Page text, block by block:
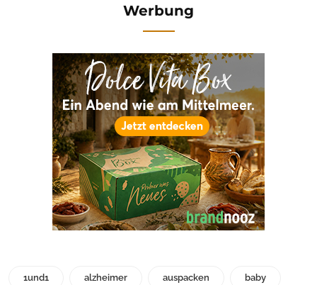
Werbung
1und1 alzheimer auspacken baby